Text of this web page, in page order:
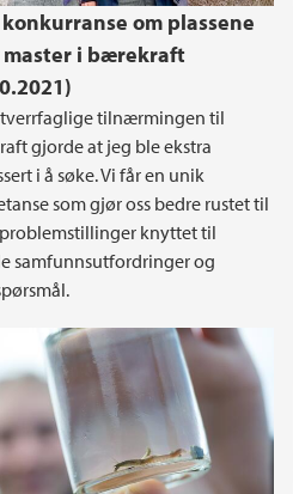
om plassene
i bærekraft
tverrfaglige tilnærmingen til
gjorde at jeg ble ekstra
i å søke. Vi får en unik
som gjør oss bedre rustet til
knyttet til
samfunnsutfordringer og